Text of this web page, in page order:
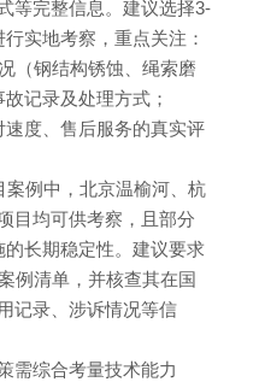
等完整信息。建议选择3-
实地考察，重点关注：
（钢结构锈蚀、绳索磨
记录及处理方式；
速度、售后服务的真实评
例中，北京温榆河、杭
目均可供考察，且部分
长期稳定性。建议要求
例清单，并核查其在国
记录、涉诉情况等信
综合考量技术能力